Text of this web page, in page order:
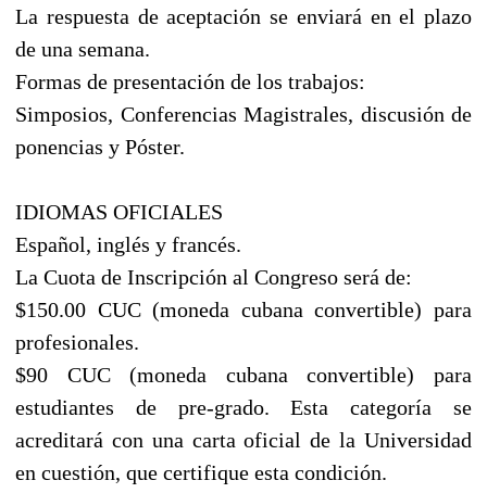
La respuesta de aceptación se enviará en el plazo
de una semana.
Formas de presentación de los trabajos:
Simposios, Conferencias Magistrales, discusión de
ponencias y Póster.
IDIOMAS OFICIALES
Español, inglés y francés.
La Cuota de Inscripción al Congreso será de:
$150.00 CUC (moneda cubana convertible) para
profesionales.
$90 CUC (moneda cubana convertible) para
estudiantes de pre-grado. Esta categoría se
acreditará con una carta oficial de la Universidad
en cuestión, que certifique esta condición.